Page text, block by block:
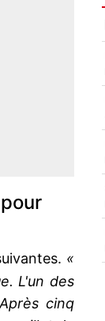
«
L'un des
cinq